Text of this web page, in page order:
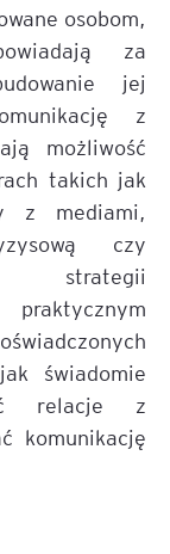
osobom,
za
jej
z
możliwość
takich jak
z mediami,
czy
strategii
świadomie
relacje z
komunikację